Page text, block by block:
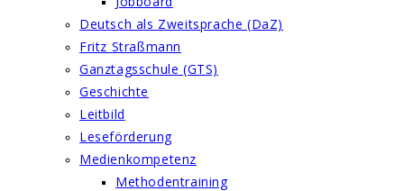
Deutsch als Zweitsprache (DaZ)
Fritz Straßmann
Ganztagsschule (GTS)
Geschichte
Leitbild
Leseförderung
Medienkompetenz
Methodentraining